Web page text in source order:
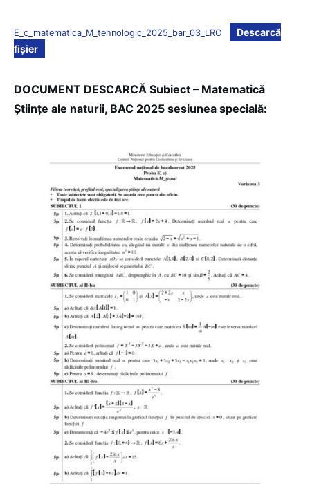
E_c_matematica_M_tehnologic_2025_bar_03_LRO
Descarcă
fișier
DOCUMENT DESCARCĂ Subiect – Matematică
Științe ale naturii, BAC 2025 sesiunea specială: